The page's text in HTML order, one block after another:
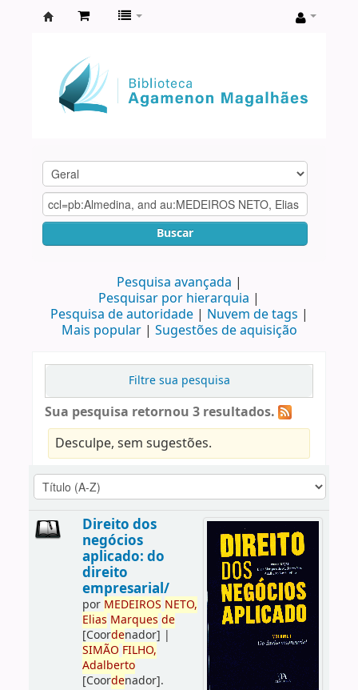
Agamenon
Magalhães
Buscar
Pesquisa avançada
Pesquisar por hierarquia
Pesquisa de autoridade
Nuvem de tags
Mais popular
Sugestões de aquisição
Filtre sua pesquisa
Sua pesquisa retornou 3 resultados.
Desculpe, sem sugestões.
Direito dos
negócios
aplicado: do
direito
empresarial/
por MEDEIROS NETO,
Elias Marques de
[Coordenador] |
SIMÃO FILHO,
Adalberto
[Coordenador].